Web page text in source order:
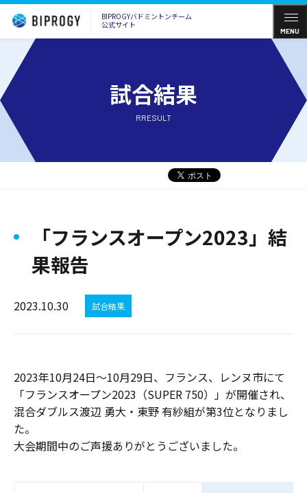
BIPROGYバドミントンチーム
公式サイト
MENU
試合結果
RRESULT
「フランスオープン2023」結
果報告
2023.10.30 試合結果
2023年10月24日～10月29日、 フランス、レンヌ市にて
「フランスオープン2023（SUPER 750）」が開催され、
混合ダブルス渡辺 勇大・東野 有紗組が第3位となりまし
た。
大会期間中のご声援ありがとうございました。